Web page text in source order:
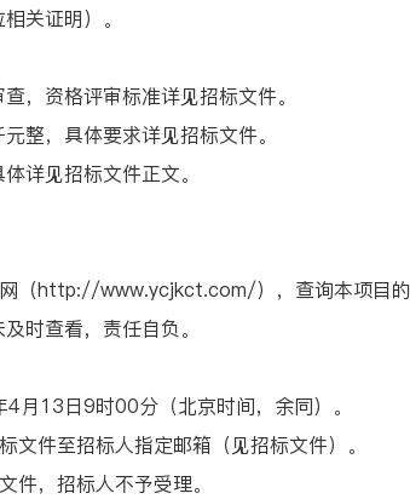
关证明）。
资格评审标准详见招标文件。
，具体要求详见招标文件。
详见招标文件正文。
http://www.ycjkct.com/），查询本项目的
时查看，责任自负。
13日9时00分（北京时间，余同）。
件至招标人指定邮箱（见招标文件）。
，招标人不予受理。